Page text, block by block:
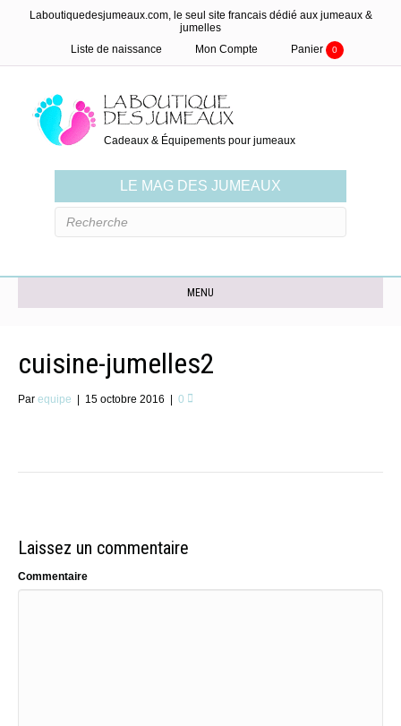
Laboutiquedesjumeaux.com, le seul site francais dédié aux jumeaux &
jumelles
Liste de naissance
Mon Compte Panier 0
Cadeaux & Équipements pour jumeaux
LE MAG DES JUMEAUX
MENU
cuisine-jumelles2
Par equipe | 15 octobre 2016 | 0
Laissez un commentaire
Commentaire